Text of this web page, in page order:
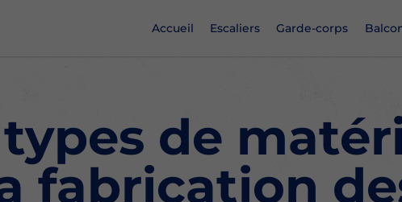
Accueil Escaliers Garde-corps
de
fabrication